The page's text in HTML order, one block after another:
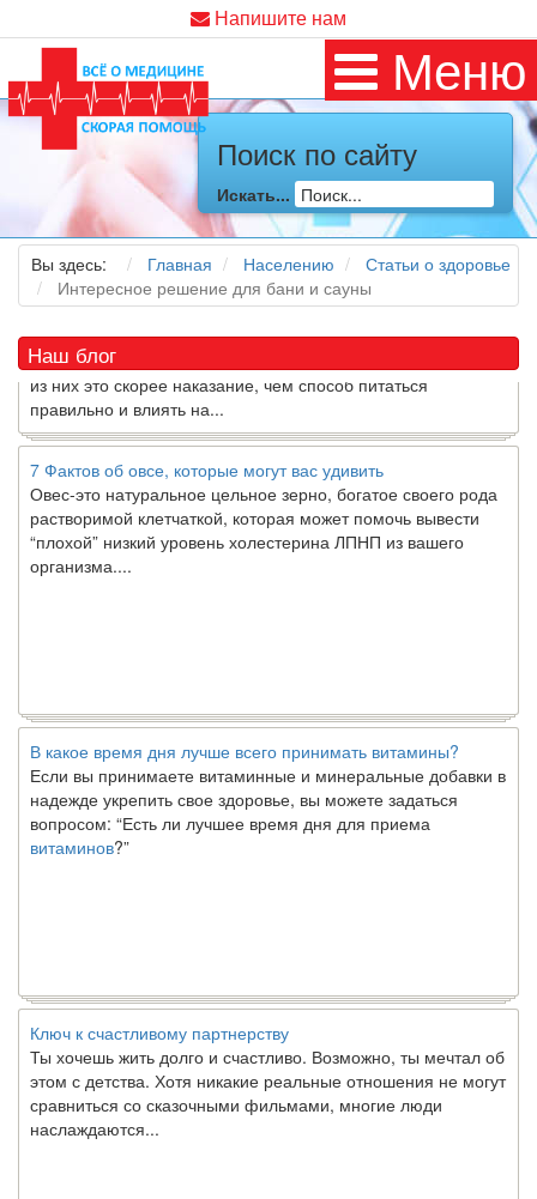
Напишите нам
Меню
Поиск по сайту
Искать...
Вы здесь: Главная Населению
Статьи о здоровье
Интересное решение для бани и сауны
Наш блог
Как я заболел во время локдауна?
Это странная ситуация: вы соблюдали все меры
предосторожности COVID-19 (вы почти все время дома),
но, тем не менее, вы каким-то образом простудились. Вы
можете задаться...
5 причин обратить внимание на средиземноморскую диету
приходят в нашужизньи быстро исчезают из нее. Многие
из них это скорее наказание, чем способ питаться
правильно и влиять на...
7 Фактов об овсе, которые могут вас удивить
Овес-это натуральное цельное зерно, богатое своего рода
растворимой клетчаткой, которая может помочь вывести
“плохой” низкий уровень холестерина ЛПНП из вашего
организма....
В какое время дня лучше всего принимать витамины?
Если вы принимаете витаминные и минеральные добавки в
надежде укрепить свое здоровье, вы можете задаться
вопросом: “Есть ли лучшее время дня для приема
витаминов ?”
Ключ к счастливому партнерству
Ты хочешь жить долго и счастливо. Возможно, ты мечтал об
этом с детства. Хотя никакие реальные отношения не могут
сравниться со сказочными фильмами, многие люди
наслаждаются...